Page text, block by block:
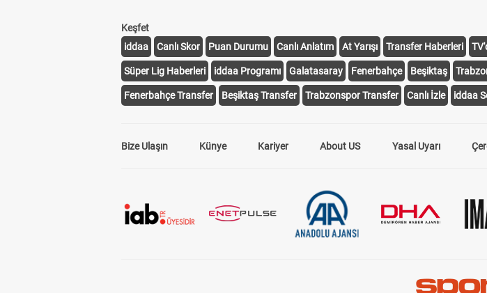
Keşfet
iddaa
Canlı Skor Puan Durumu Canlı Anlatım At Yarışı Transfer Haberleri
Süper Lig Haberleri iddaa Programı Galatasaray Fenerbahçe Beşiktaş
Fenerbahçe Transfer Beşiktaş Transfer Trabzonspor Transfer Canlı İzle iddaa
Bize Ulaşın Künye Kariyer About US Yasal Uyarı